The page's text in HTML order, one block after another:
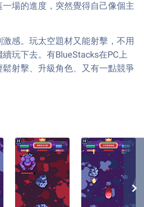
場的進度，突然覺得自己像個主
感。玩太空題材又能射擊，不用
玩下去。有BlueStacks在PC上
射擊、升級角色、又有一點競爭